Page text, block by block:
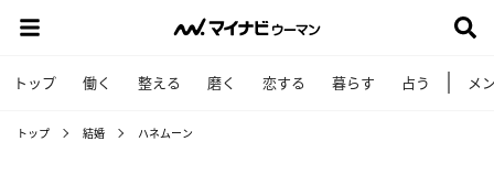
トップ 働く 整える 磨く 恋する 暮らす 占う メ
トップ 結婚 ハネムーン